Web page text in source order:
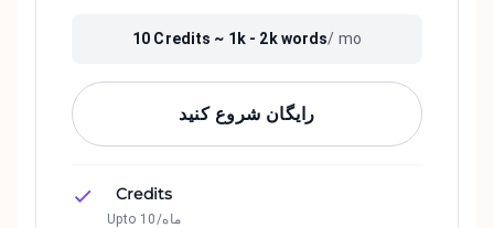
10 Credits ~ 1k - 2kwords/ mo
رایگان شروع کنید
Credits
Upto 10/ماه